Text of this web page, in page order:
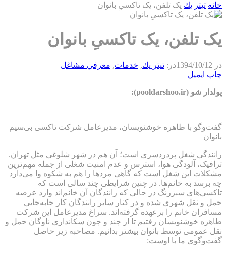
خانه تيتر يك یک تلفن، یک تاکسیِ بانوان
یک تلفن، یک تاکسیِ بانوان
در 1394/10/12در: تيتر يك, خدمات, معرفي مشاغل
چاپ ایمیل
پولدار شو (pooldarshoo.ir):
گفت‌وگو با طاهره خوشنویسان، مدیرعامل شرکت تاکسی بی‌سیم
بانوان
رانندگی شغل پردردسری است؛ آن هم در شهر شلوغی مثل تهران.
ترافیک، آلودگی هوا، استرس و عدم امنیت شغلی از جمله مهم‌ترین
مشکلات این شغل است که گاهی مردها را هم به شکوه وا می‌دارد
چه برسد به خانم‌ها. در چنین شرایطی چند سالی است که
تاکسی‌های سبزرنگ در حالی که رانندگان آن خانم‌اند وارد عرصه
حمل و نقل شهری شده و در کنار سایر رانندگان کار جابه‌جایی
مسافران خانم را برعهده گرفته‌اند. سراغ مدیرعامل این شرکت
طاهره خوشنویسان رفتیم تا از چند و چون سکانداری ناوگان حمل و
نقل عمومی توسط بانوان بیشتر بدانیم. مصاحبه زیر حاصل
گفت‌وگوی ما با اوست: